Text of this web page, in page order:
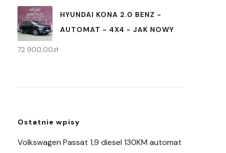
HYUNDAI KONA 2.0 BENZ -
AUTOMAT - 4X4 - JAK NOWY
72 900,00zł
Ostatnie wpisy
Volkswagen Passat 1,9 diesel 130KM automat